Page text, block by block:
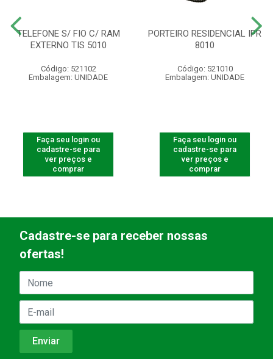
TELEFONE S/ FIO C/ RAM
EXTERNO TIS 5010
Código: 521102
Embalagem: UNIDADE
Faça seu login ou
cadastre-se para
ver preços e
comprar
PORTEIRO RESIDENCIAL IPR
8010
Código: 521010
Embalagem: UNIDADE
Faça seu login ou
cadastre-se para
ver preços e
comprar
Cadastre-se para receber nossas
ofertas!